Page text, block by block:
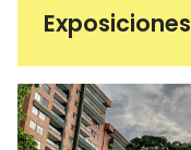
Exposiciones